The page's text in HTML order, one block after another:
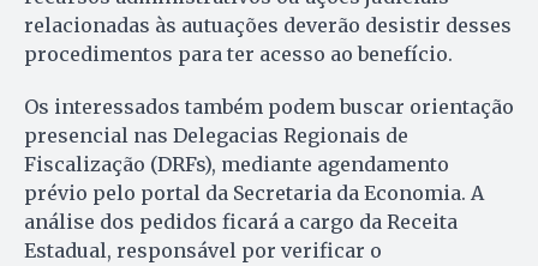
relacionadas às autuações deverão desistir desses
procedimentos para ter acesso ao benefício.
Os interessados também podem buscar orientação
presencial nas Delegacias Regionais de
Fiscalização (DRFs), mediante agendamento
prévio pelo portal da Secretaria da Economia. A
análise dos pedidos ficará a cargo da Receita
Estadual, responsável por verificar o